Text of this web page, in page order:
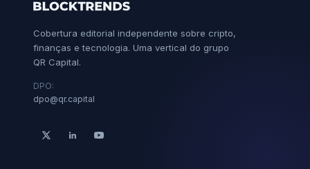
Cobertura editorial independente sobre cripto,
finanças e tecnologia. Uma vertical do grupo
QR Capital.
DPO:
dpo@qr.capital